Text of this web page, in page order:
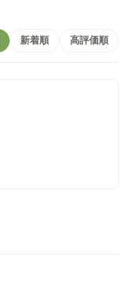
新着順 高評価順